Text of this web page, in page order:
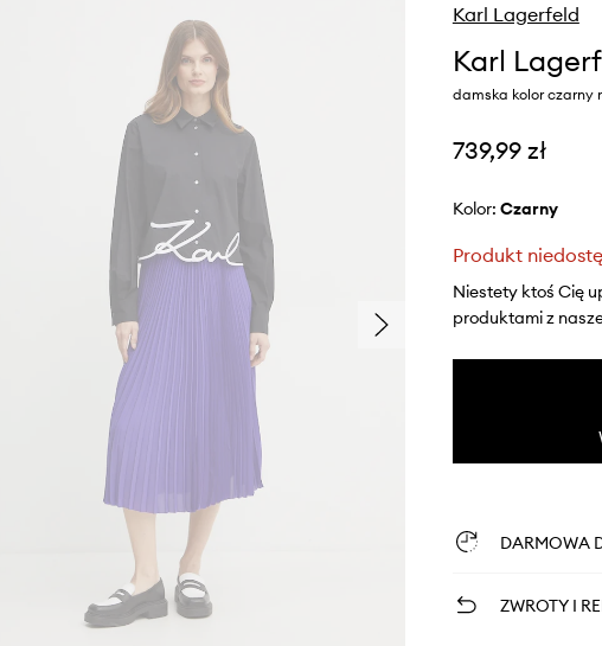
Karl Lagerfeld
Karl
damska kolor czarny
739,99 zł
Kolor: czarny
Produkt
Niestety ktoś Cię
produktami z
DARMOWA
ZWROTY I